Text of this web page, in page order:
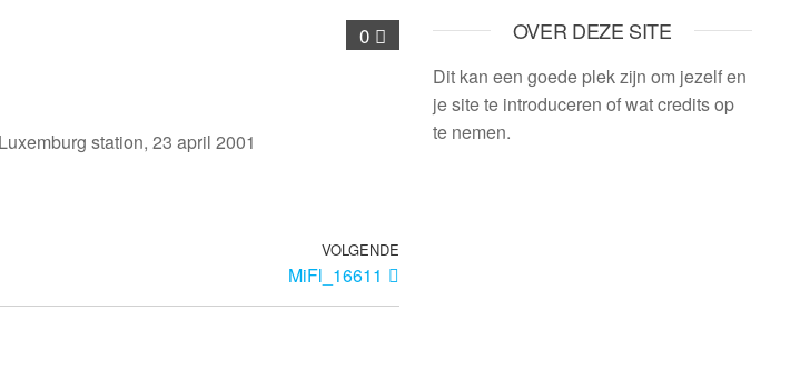
0
station, 23 april 2001
VOLGENDE
MiFl_16611
OVER DEZE SITE
Dit kan een goede plek zijn om jezelf en
je site te introduceren of wat credits op
te nemen.